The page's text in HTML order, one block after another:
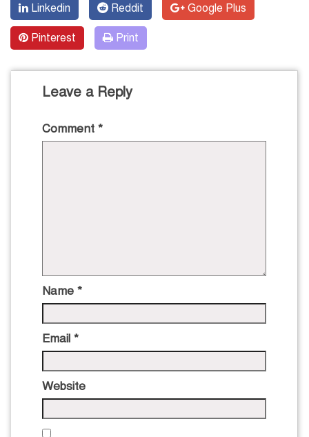
Linkedin Reddit Google Plus
Pinterest Print
Leave a Reply
Comment *
Name *
Email *
Website